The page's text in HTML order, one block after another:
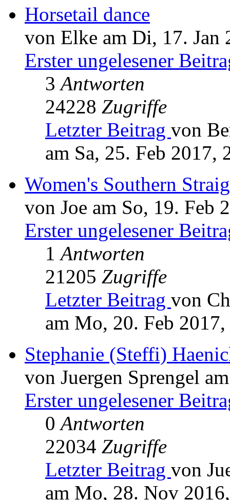
Horsetail dance
von Elke am Di, 17. Jan
Erster ungelesener
3Antworten
24228 Zugriffe
Letzter Beitrag von
am Sa, 25. Feb 2017,
Women's Southern
von Joe am So, 19. Feb
Erster ungelesener
1Antworten
21205 Zugriffe
Letzter Beitrag von
am Mo, 20. Feb
Stephanie (Steffi)
von Juergen Sprengel
Erster ungelesener
0Antworten
22034 Zugriffe
Letzter Beitrag von
am Mo, 28. Nov